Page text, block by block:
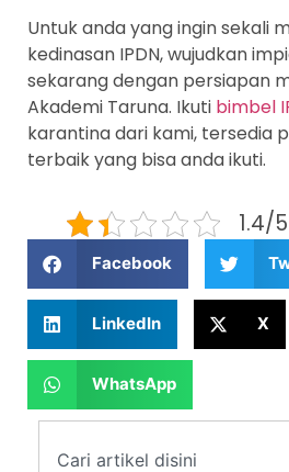
Untuk anda yang ingin sekali
kedinasan IPDN, wujudkan
sekarang dengan persiapan
Akademi Taruna. Ikuti bimbel
karantina dari kami, tersedia
terbaik yang bisa anda ikuti.
1.4/
Facebook
LinkedIn X
WhatsApp